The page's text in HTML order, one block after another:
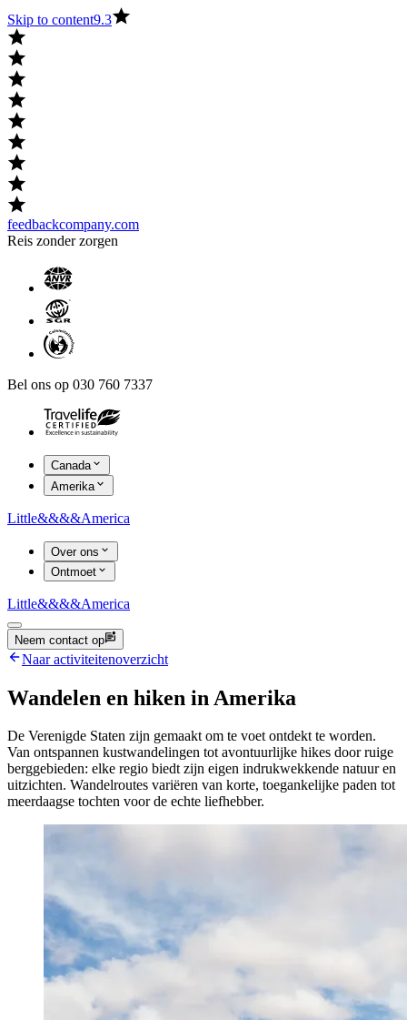
Skip to content9.3
feedbackcompany.com
Reis zonder zorgen
Bel ons op 030 760 7337
Canada
Amerika
Little&&&&America
Over ons
Ontmoet
Little&&&&America
Neem contact op
Naar activiteitenoverzicht
Wandelen en hiken in Amerika
De Verenigde Staten zijn gemaakt om te voet ontdekt te worden.
Van ontspannen kustwandelingen tot avontuurlijke hikes door ruige
berggebieden: elke regio biedt zijn eigen indrukwekkende natuur en
uitzichten. Wandelroutes variëren van korte, toegankelijke paden tot
meerdaagse tochten voor de echte liefhebber.